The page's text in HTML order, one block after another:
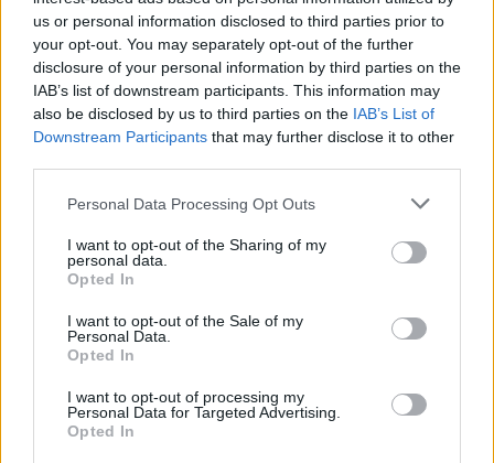
us or personal information disclosed to third parties prior to
your opt-out. You may separately opt-out of the further
disclosure of your personal information by third parties on the
IAB’s list of downstream participants. This information may
also be disclosed by us to third parties on the IAB’s List of
Downstream Participants that may further disclose it to other
Please note that this website/app uses one or more Google
not limited to your visit or usage behaviour. You may click to
grant or deny consent to Google and its third-party tags to
use your data for below specified purposes in below Google
consent section.
Personal Data Processing Opt Outs
I want to opt-out of the Sharing of my
personal data.
Opted In
I want to opt-out of the Sale of my
Personal Data.
Opted In
I want to opt-out of processing my
Personal Data for Targeted Advertising.
Opted In
Pienet
Mikrot
Yhtiömuodot
Yksityinen osakeyhtiö
Asunto-osakeyhtiö
Kommandiittiyhtiö
Toiminimi
Järjestöt ja yhdistykset
Toimiala